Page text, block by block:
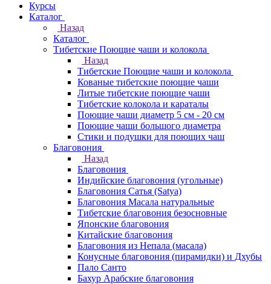
Курсы
Каталог
Назад
Каталог
Тибетские Поющие чаши и колокола
Назад
Тибетские Поющие чаши и колокола
Кованые тибетские поющие чаши
Литые тибетские поющие чаши
Тибетские колокола и караталы
Поющие чаши диаметр 5 см - 20 см
Поющие чаши большого диаметра
Стики и подушки для поющих чаш
Благовония
Назад
Благовония
Индийские благовония (угольные)
Благовония Сатья (Satya)
Благовония Масала натуральные
Тибетские благовония безосновные
Японские благовония
Китайские благовония
Благовония из Непала (масала)
Конусные благовония (пирамидки) и Дхубы
Пало Санто
Бахур Арабские благовония